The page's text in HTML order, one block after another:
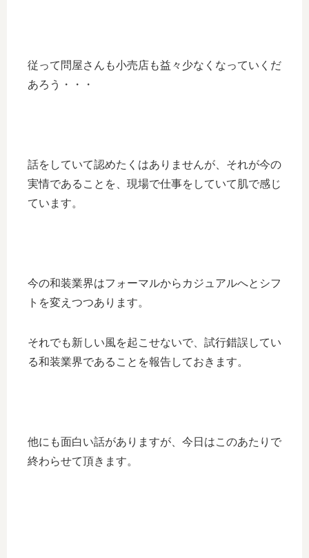
従って問屋さんも小売店も益々少なくなっていくだ
あろう・・・
話をしていて認めたくはありませんが、それが今の
実情であることを、現場で仕事をしていて肌で感じ
ています。
今の和装業界はフォーマルからカジュアルへとシフ
トを変えつつあります。
それでも新しい風を起こせないで、試行錯誤してい
る和装業界であることを報告しておきます。
他にも面白い話がありますが、今日はこのあたりで
終わらせて頂きます。